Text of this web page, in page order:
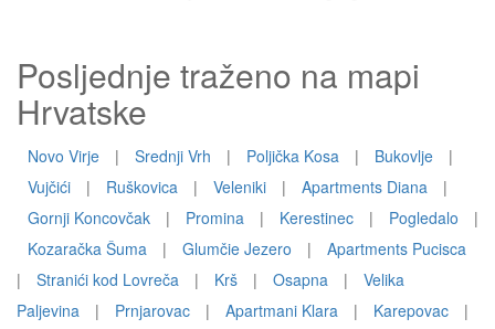
Posljednje traženo na mapi
Hrvatske
Novo Virje | Srednji Vrh | Poljička Kosa | Bukovlje
|
Vujčići
| Ruškovica | Veleniki | Apartments Diana
|
Gornji Koncovčak
| Promina | Kerestinec | Pogledalo
|
Kozaračka Šuma
| Glumčie Jezero |
Apartments Pucisca
|
Stranići kod Lovreča | Krš | Osapna |
Velika
Paljevina
| Prnjarovac | Apartmani Klara | Karepovac
|